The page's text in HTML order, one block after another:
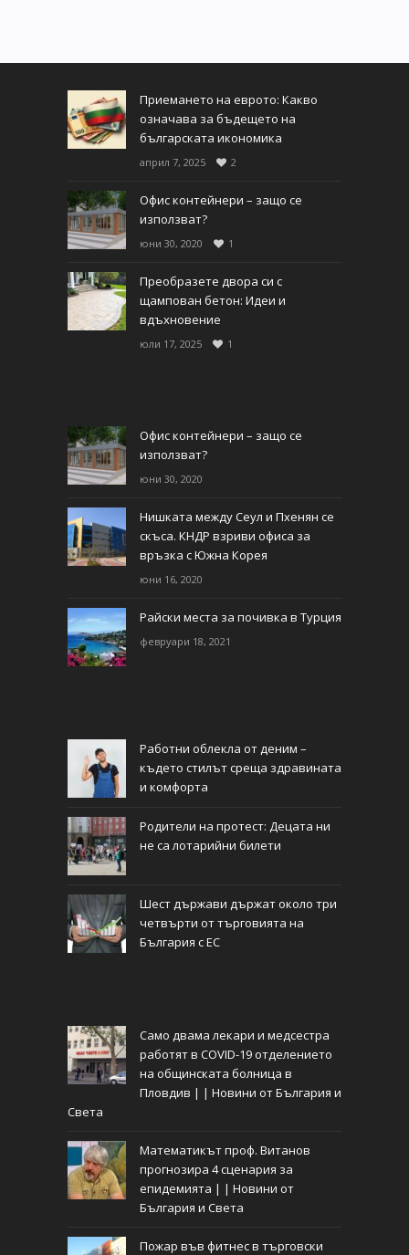
Приемането на еврото: Какво
означава за бъдещето на
българската икономика
април 7, 2025 2
Офис контейнери – защо се
използват?
юни 30, 2020 1
Преобразете двора си с
щампован бетон: Идеи и
вдъхновение
юли 17, 2025 1
Офис контейнери – защо се
използват?
юни 30, 2020
Нишката между Сеул и Пхенян се
скъса. КНДР взриви офиса за
връзка с Южна Корея
юни 16, 2020
Райски места за почивка в Турция
февруари 18, 2021
Работни облекла от деним –
където стилът среща здравината
и комфорта
Родители на протест: Децата ни
не са лотарийни билети
Шест държави държат около три
четвърти от търговията на
България с ЕС
Само двама лекари и медсестра
работят в COVID-19 отделението
на общинската болница в
Пловдив | | Новини от България и
Света
Математикът проф. Витанов
прогнозира 4 сценария за
епидемията | | Новини от
България и Света
Пожар във фитнес в търговски